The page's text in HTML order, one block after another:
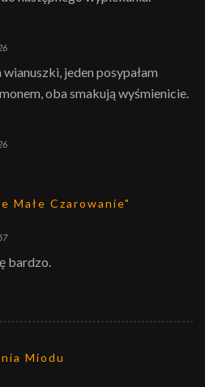
jeden posypałam
oba smakują wyśmienicie.
Małe Czarowanie"
bardzo.
Miodu